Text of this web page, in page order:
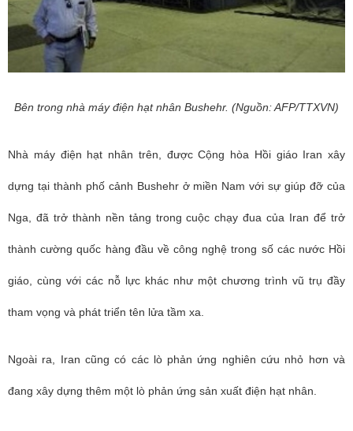
Bên trong nhà máy điện hạt nhân Bushehr. (Nguồn: AFP/TTXVN)
Nhà máy điện hạt nhân trên, được Cộng hòa Hồi giáo Iran xây
dựng tại thành phố cảnh Bushehr ở miền Nam với sự giúp đỡ của
Nga, đã trở thành nền tảng trong cuộc chạy đua của Iran để trở
thành cường quốc hàng đầu về công nghệ trong số các nước Hồi
giáo, cùng với các nỗ lực khác như một chương trình vũ trụ đầy
tham vọng và phát triển tên lửa tầm xa.
Ngoài ra, Iran cũng có các lò phản ứng nghiên cứu nhỏ hơn và
đang xây dựng thêm một lò phản ứng sản xuất điện hạt nhân.